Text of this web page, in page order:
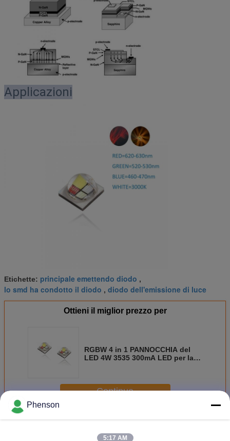
Applicazioni
Etichette: principale emettendo diodo ,
lo smd ha condotto il diodo , diodo dell'emissione di luce
Ottieni il miglior prezzo per
RGBW 4 in 1 PANNOCCHIA del
LED 4W 3535 300mA LED per la
Continua
PiùDiodo della PANNOCCHIA LED
Phenson
5:17 AM